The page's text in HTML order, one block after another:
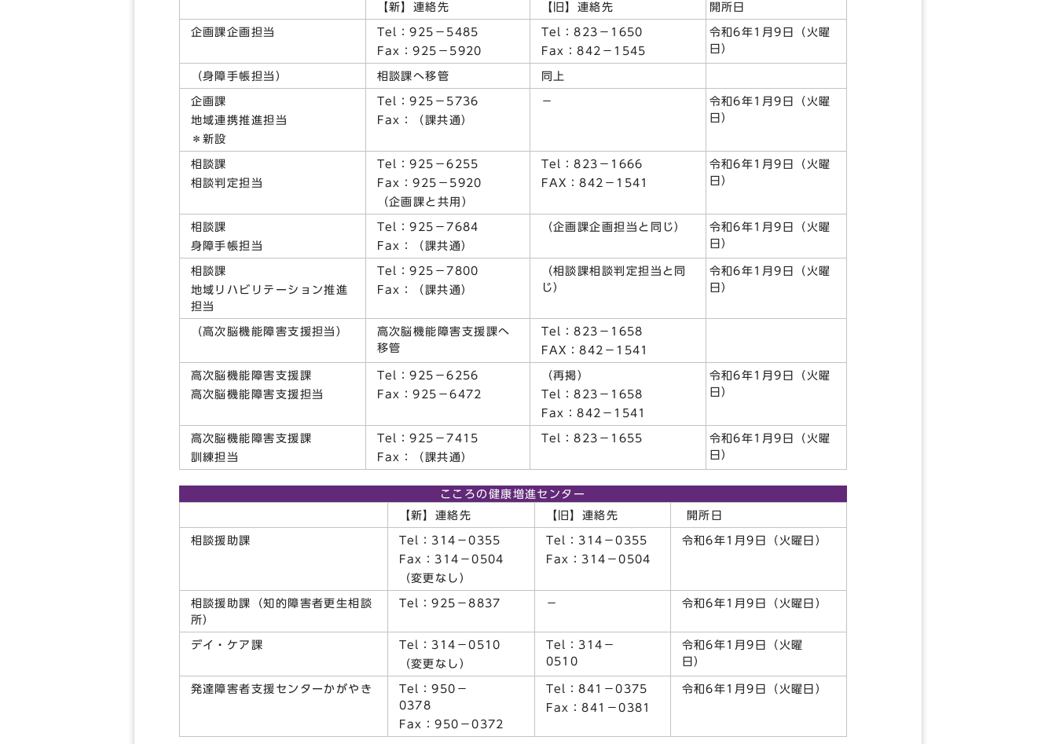
【新】連絡先
【旧】連絡先 開所日
企画課企画担当
Tel：925－5485
Fax：925－5920
Tel：823－1650
Fax：842－1545
令和6年1月9日（火曜
日）
（身障手帳担当） 相談課へ移管 同上
企画課
地域連携推進担当
＊新設
Tel：925－5736
Fax：（課共通）
－
令和6年1月9日（火曜
日）
相談課
相談判定担当
Tel：925－6255
Fax：925－5920
（企画課と共用）
Tel：823－1666
FAX：842－1541
令和6年1月9日（火曜
日）
相談課
身障手帳担当
Tel：925－7684
Fax：（課共通）
（企画課企画担当と同じ）
令和6年1月9日（火曜
日）
相談課
地域リハビリテーション推進
担当
Tel：925－7800
Fax：（課共通）
（相談課相談判定担当と同
じ）
令和6年1月9日（火曜
日）
（高次脳機能障害支援担当）
高次脳機能障害支援課へ
移管
Tel：823－1658
FAX：842－1541
高次脳機能障害支援課
高次脳機能障害支援担当
Tel：925－6256
Fax：925－6472
（再掲）
Tel：823－1658
Fax：842－1541
令和6年1月9日（火曜
日）
高次脳機能障害支援課
訓練担当
Tel：925－7415
Fax：（課共通）
Tel：823－1655
令和6年1月9日（火曜
日）
こころの健康増進センター
【新】連絡先
【旧】連絡先 開所日
相談援助課
Tel：314－0355
Fax：314－0504
（変更なし）
Tel：314－0355
Fax：314－0504
令和6年1月9日（火曜日）
相談援助課（知的障害者更生相談
所）
Tel：925－8837 － 令和6年1月9日（火曜日）
デイ・ケア課
Tel：314－0510
（変更なし）
Tel：314－
0510
令和6年1月9日（火曜
日）
発達障害者支援センターかがやき
Tel：950－
0378
Fax：950－0372
Tel：841－0375
Fax：841－0381
令和6年1月9日（火曜日）